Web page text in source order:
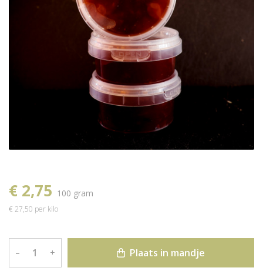
€ 2,75 100 gram
€ 27,50 per kilo
– + Plaats in mandje